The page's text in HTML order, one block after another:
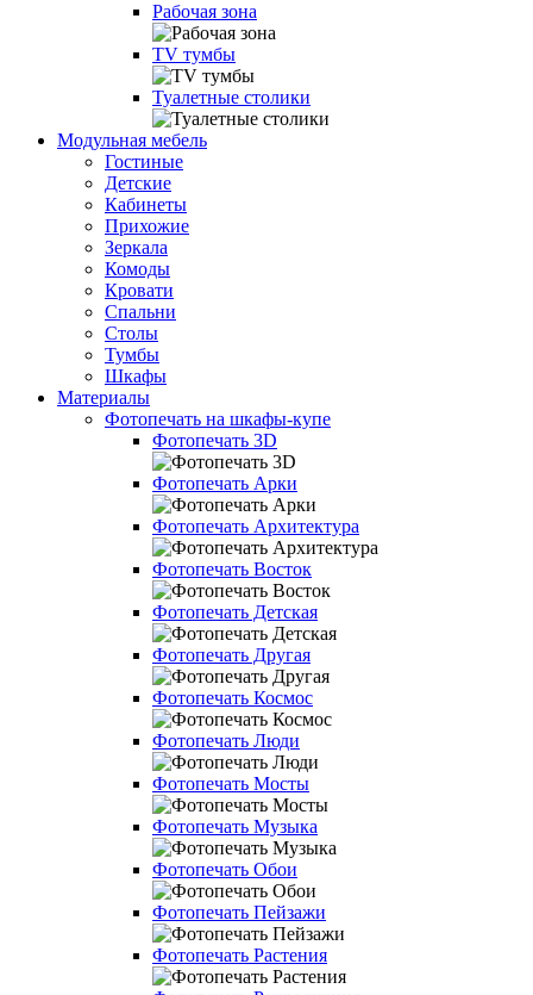
Рабочая зона
TV тумбы
Туалетные столики
Модульная мебель
Гостиные
Детские
Кабинеты
Прихожие
Зеркала
Комоды
Кровати
Спальни
Столы
Тумбы
Шкафы
Материалы
Фотопечать на шкафы-купе
Фотопечать 3D
Фотопечать Арки
Фотопечать Архитектура
Фотопечать Восток
Фотопечать Детская
Фотопечать Другая
Фотопечать Космос
Фотопечать Люди
Фотопечать Мосты
Фотопечать Музыка
Фотопечать Обои
Фотопечать Пейзажи
Фотопечать Растения